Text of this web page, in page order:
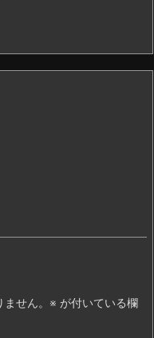
せん。 ※ が付いている欄